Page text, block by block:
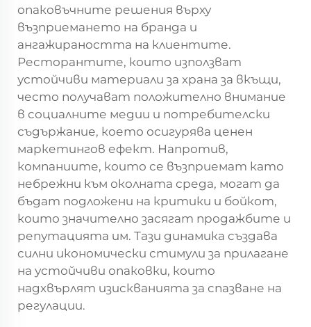
опаковъчните решения върху
възприемането на бранда и
ангажираността на клиентите.
Ресторантите, които използват
устойчиви материали за храна за вкъщи,
често получават положително внимание
в социалните медии и потребителски
съдържание, което осигурява ценен
маркетингов ефект. Напротив,
компаниите, които се възприемат като
небрежни към околната среда, могат да
бъдат подложени на критики и бойкот,
които значително засягат продажбите и
репутацията им. Тази динамика създава
силни икономически стимули за прилагане
на устойчиви опаковки, които
надхвърлят изискванията за спазване на
регулации.